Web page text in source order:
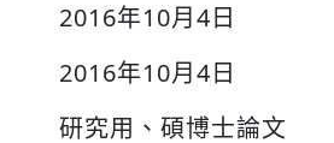
2016年10月4日
2016年10月4日
研究用、碩博士論文